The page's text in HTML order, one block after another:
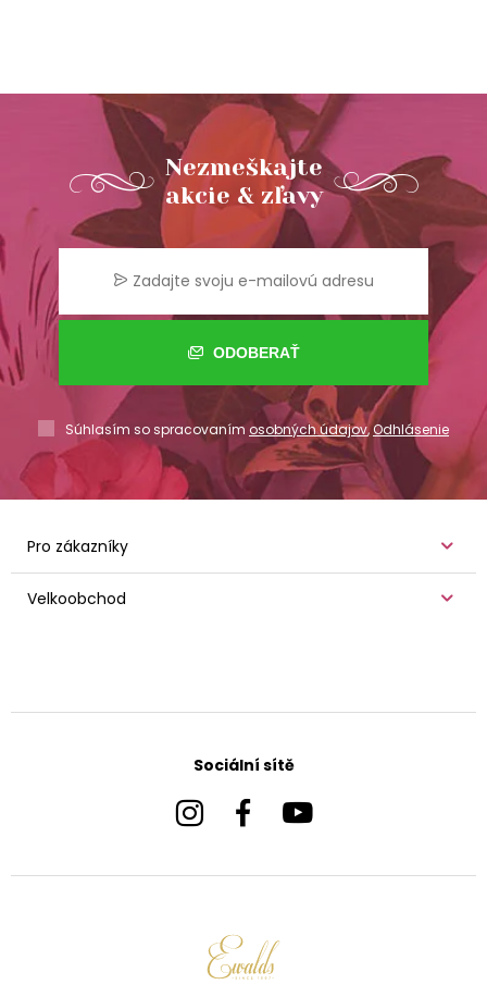
Nezmeškajte
akcie & zľavy
ODOBERAŤ
Súhlasím so spracovaním osobných údajov,Odhlásenie
Pro zákazníky
Velkoobchod
Sociální sítě